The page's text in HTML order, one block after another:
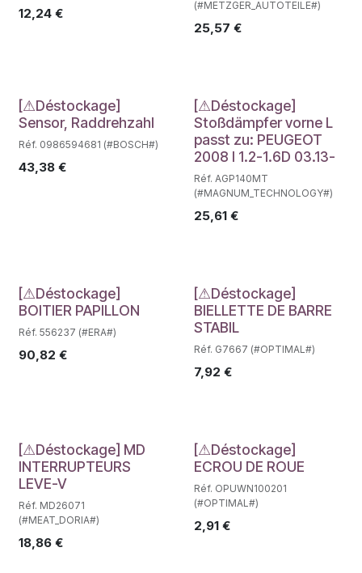
12,24 €
(#METZGER_AUTOTEILE#)
25,57 €
Déstockage
[⚠Déstockage]
Sensor, Raddrehzahl
Réf. 0986594681 (#BOSCH#)
43,38 €
Déstockage
[⚠Déstockage]
Stoßdämpfer vorne L
passt zu: PEUGEOT
2008 I 1.2-1.6D 03.13-
Réf. AGP140MT
(#MAGNUM_TECHNOLOGY#)
25,61€
Déstockage
[⚠Déstockage]
BOITIER PAPILLON
Réf. 556237 (#ERA#)
90,82 €
Déstockage
[⚠Déstockage]
BIELLETTE DE BARRE
STABIL
Réf. G7667 (#OPTIMAL#)
7,92 €
Déstockage
[⚠Déstockage] MD
INTERRUPTEURS
LEVE-V
Réf. MD26071
(#MEAT_DORIA#)
18,86 €
Déstockage
[⚠Déstockage]
ECROU DE ROUE
Réf. OPUWN100201
(#OPTIMAL#)
2,91€